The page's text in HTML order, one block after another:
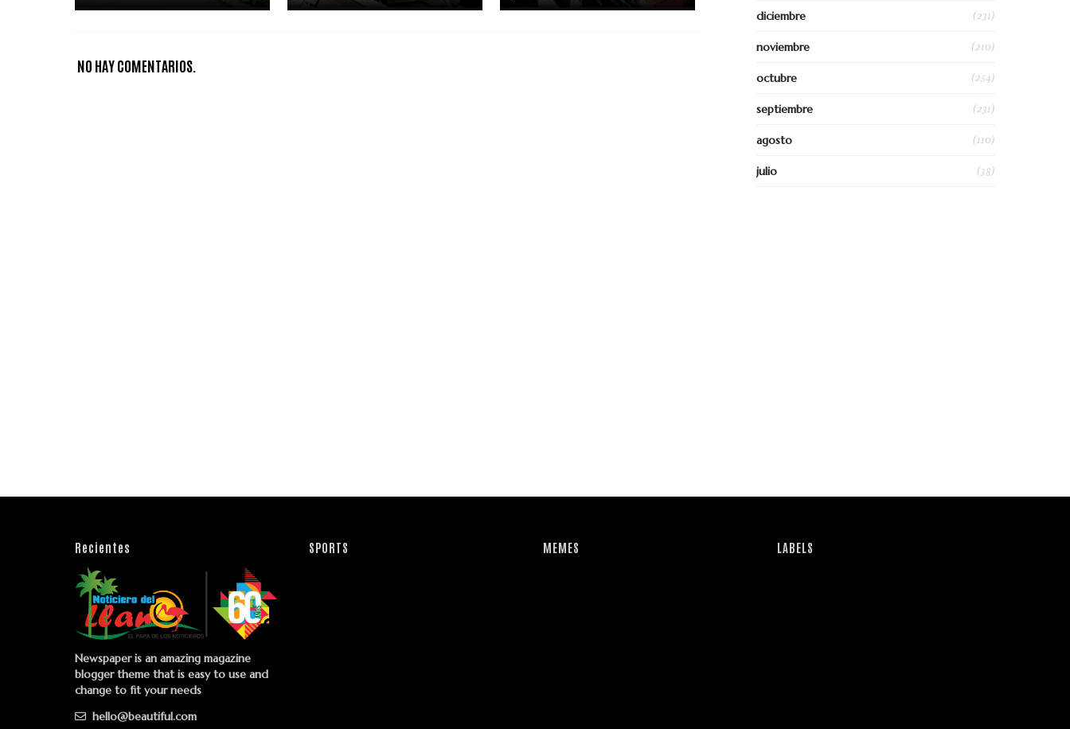
NO HAY COMENTARIOS.
diciembre (231)
noviembre (210)
octubre (254)
septiembre (231)
agosto (110)
julio (38)
Recientes
Newspaper is an amazing magazine
blogger theme that is easy to use and
change to fit your needs
hello@beautiful.com
SPORTS MEMES LABELS